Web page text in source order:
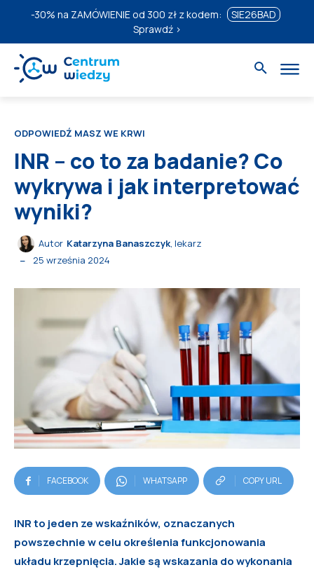
-30% na ZAMÓWIENIE od 300 zł z kodem:
SIE26BAD
Sprawdź ›
ODPOWIEDŹ MASZ WE KRWI
INR – co to za badanie? Co
wykrywa i jak interpretować
wyniki?
Autor Katarzyna Banaszczyk, lekarz
25 września 2024
FACEBOOK WHATSAPP COPY URL
INR to jeden ze wskaźników, oznaczanych
powszechnie w celu określenia funkcjonowania
układu krzepnięcia. Jakie są wskazania do wykonania